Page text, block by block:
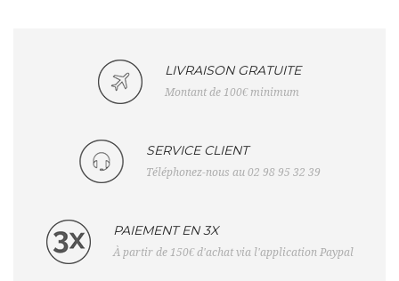
LIVRAISON GRATUITE
Montant de 100€ minimum
SERVICE CLIENT
Téléphonez-nous au 02 98 95 32 39
PAIEMENT EN 3X
À partir de 150€ d'achat via l'application Paypal